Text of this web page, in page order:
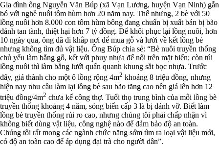
Gia đình ông Nguyễn Văn Búp (xã Vạn Lương, huyện Vạn Ninh) gắn
bó với nghề nuôi tôm hùm hơn 20 năm nay. Thế nhưng, 2 bè với 50
lồng nuôi hơn 8.000 con tôm hùm bông đang chuẩn bị xuất bán bị bão
đánh tan tành, thiệt hại hơn 7 tỷ đồng. Để khôi phục lại lồng nuôi, hơn
10 ngày qua, ông đã đi khắp nơi để mua gỗ và lưới về kết lồng bè
nhưng không tìm đủ vật liệu. Ông Búp chia sẻ: “Bè nuôi truyền thống
chủ yếu làm bằng gỗ, kết với phuy nhựa để nổi trên mặt biển; còn túi
lồng nuôi thì làm bằng lưới quấn quanh khung sắt bọc nhựa. Trước
đây, giá thành cho một ô lồng rộng 4m2 khoảng 8 triệu đồng, nhưng
hiện nay nhu cầu làm lại lồng bè sau bão tăng cao nên giá lên hơn 12
triệu đồng/4m2 chưa kể công thợ. Tuổi thọ trung bình của mỗi lồng bè
truyền thống khoảng 4 năm, sóng biển cấp 3 là bị đánh vỡ. Biết làm
lồng bè truyền thống rủi ro cao, nhưng chúng tôi phải chấp nhận vì
không biết dùng vật liệu, công nghệ nào để đảm bảo độ an toàn.
Chúng tôi rất mong các ngành chức năng sớm tìm ra loại vật liệu mới,
có độ an toàn cao để áp dụng đại trà cho người dân”.